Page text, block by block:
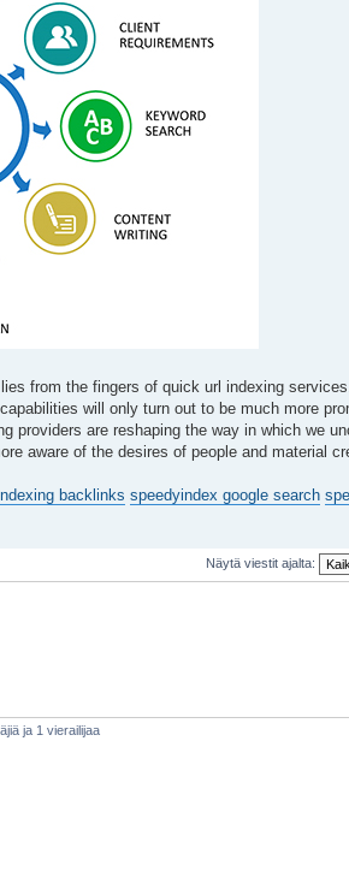
from the fingers of quick url indexing
will only turn out to be much more
providers are reshaping the way in which we
aware of the desires of people and material
backlinks speedyindex google search
Näytä viestit ajalta:
ja 1 vierailijaa